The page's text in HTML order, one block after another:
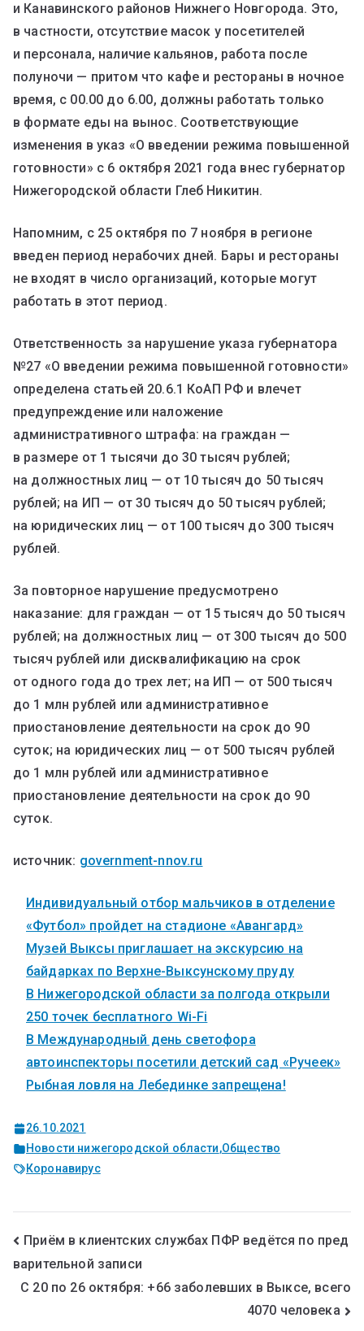
и Канавинского районов Нижнего Новгорода. Это,
в частности, отсутствие масок у посетителей
и персонала, наличие кальянов, работа после
полуночи — притом что кафе и рестораны в ночное
время, с 00.00 до 6.00, должны работать только
в формате еды на вынос. Соответствующие
изменения в указ «О введении режима повышенной
готовности» с 6 октября 2021 года внес губернатор
Нижегородской области Глеб Никитин.
Напомним, с 25 октября по 7 ноября в регионе
введен период нерабочих дней. Бары и рестораны
не входят в число организаций, которые могут
работать в этот период.
Ответственность за нарушение указа губернатора
№27 «О введении режима повышенной готовности»
определена статьей 20.6.1 КоАП РФ и влечет
предупреждение или наложение
административного штрафа: на граждан —
в размере от 1 тысячи до 30 тысяч рублей;
на должностных лиц — от 10 тысяч до 50 тысяч
рублей; на ИП — от 30 тысяч до 50 тысяч рублей;
на юридических лиц — от 100 тысяч до 300 тысяч
рублей.
За повторное нарушение предусмотрено
наказание: для граждан — от 15 тысяч до 50 тысяч
рублей; на должностных лиц — от 300 тысяч до 500
тысяч рублей или дисквалификацию на срок
от одного года до трех лет; на ИП — от 500 тысяч
до 1 млн рублей или административное
приостановление деятельности на срок до 90
суток; на юридических лиц — от 500 тысяч рублей
до 1 млн рублей или административное
приостановление деятельности на срок до 90
суток.
источник: government-nnov.ru
Индивидуальный отбор мальчиков в отделение
«Футбол» пройдет на стадионе «Авангард»
Музей Выксы приглашает на экскурсию на
байдарках по Верхне-Выксунскому пруду
В Нижегородской области за полгода открыли
250 точек бесплатного Wi-Fi
В Международный день светофора
автоинспекторы посетили детский сад «Ручеек»
Рыбная ловля на Лебединке запрещена!
26.10.2021
Новости нижегородской области,Общество
Коронавирус
Приём в клиентских службах ПФР ведётся по пред
варительной записи
С 20 по 26 октября: +66 заболевших в Выксе, всего
4070 человека